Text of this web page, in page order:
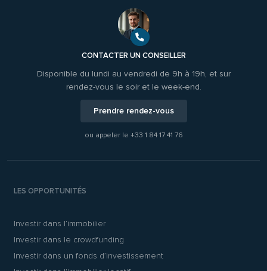
CONTACTER UN CONSEILLER
Disponible du lundi au vendredi de 9h à 19h, et sur
rendez-vous le soir et le week-end.
Prendre rendez-vous
ou appeler le +33 1 84 17 41 76
LES OPPORTUNITÉS
Investir dans l’immobilier
Investir dans le crowdfunding
Investir dans un fonds d’investissement